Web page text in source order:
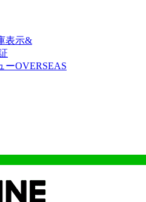
表示&
ーOVERSEAS